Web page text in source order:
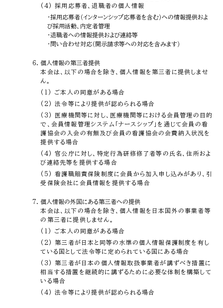
(4) 採用応募者、退職者の個人情報
・採用応募者（インターンシップ応募者を含む）への情報提供およ
び採用活動、内定者管理
・退職者への情報提供および連絡等
・問い合わせ対応（開示請求等への対応を含みます）
個人情報の第三者提供
本会は、以下の場合を除き、個人情報を第三者に提供しませ
ん。
(1) ご本人の同意がある場合
(2) 法令等により提供が認められる場合
(3) 医療機関等に対し、医療機関等における会員管理の目的
で、会員情報管理システム「ナースシップ」を通じて会員の看
護協会の入会の有無及び会員の看護協会の会費納入状況を
提供する場合
(4) 官公庁に対し、特定行為研修修了者等の氏名、住所およ
び連絡先等を提供する場合
(5) 看護職賠責保険制度に会員から加入申し込みがあり、引
受保険会社に会員情報を提供する場合
個人情報の外国にある第三者への提供
本会は、以下の場合を除き、個人情報を日本国外の事業者等
の第三者に提供しません。
(1) ご本人の同意がある場合
(2) 第三者が日本と同等の水準の個人情報保護制度を有し
ている国として法令等に定められている国にある場合
(3) 第三者が日本の個人情報取扱事業者が講ずべき措置に
相当する措置を継続的に講ずるために必要な体制を構築して
いる場合
(4) 法令等により提供が認められる場合